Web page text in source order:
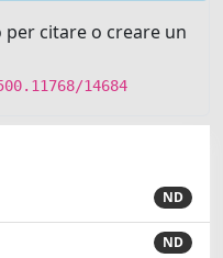
citare o creare un
14684
ND
ND